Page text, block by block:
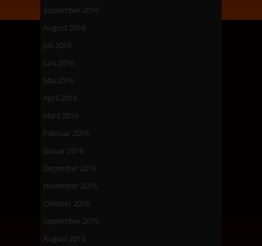
September 2016
August 2016
Juli 2016
Juni 2016
Mai 2016
April 2016
März 2016
Februar 2016
Januar 2016
Dezember 2015
November 2015
Oktober 2015
September 2015
August 2015